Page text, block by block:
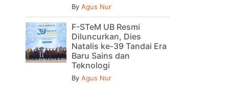
By Agus Nur
F-STeM UB Resmi
Diluncurkan, Dies
Natalis ke-39 Tandai Era
Baru Sains dan
Teknologi
By Agus Nur